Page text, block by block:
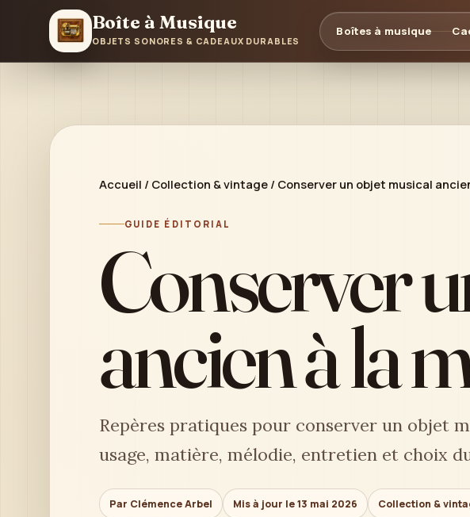
Boîte à Musique
OBJETS SONORES & CADEAUX DURABLES
Boîtes à musique
Accueil / Collection & vintage / Conserver un objet musical
GUIDE ÉDITORIAL
Conserver
ancien à la
Repères pratiques pour conserver un objet
usage, matière, mélodie, entretien et choix
Par Clémence Arbel Mis à jour le 13 mai 2026 Collection &